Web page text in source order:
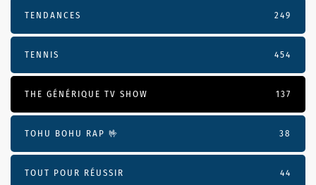
TENDANCES 249
TENNIS 454
THE GÉNÉRIQUE TV SHOW 137
TOHU BOHU RAP 🤟 38
TOUT POUR RÉUSSIR 44